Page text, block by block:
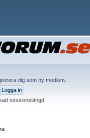
dig som ny medlem
sessionslängd